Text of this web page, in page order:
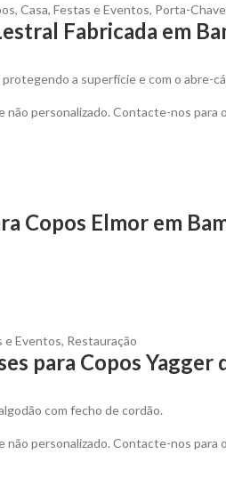
, Casa, Festas e Eventos, Porta-
Fabricada em
a superfície e com o abre-
não personalizado. Contacte-nos
Copos Elmor em
e Eventos, Restauração
para Copos
com fecho de cordão.
não personalizado. Contacte-nos